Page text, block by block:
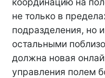
не только в
подразделения, но
остальными
должна новая
управления полем